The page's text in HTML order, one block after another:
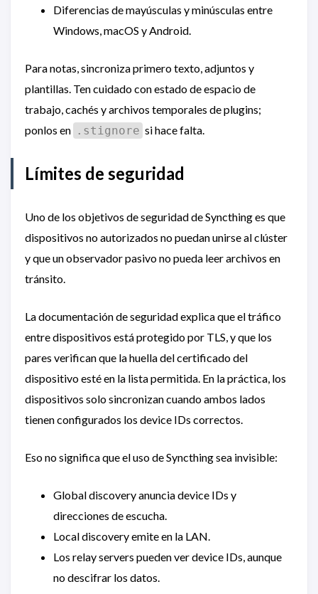
Diferencias de mayúsculas y minúsculas entre
Windows, macOS y Android.
Para notas, sincroniza primero texto, adjuntos y
plantillas. Ten cuidado con estado de espacio de
trabajo, cachés y archivos temporales de plugins;
ponlos en .stignore si hace falta.
Límites de seguridad
Uno de los objetivos de seguridad de Syncthing es que
dispositivos no autorizados no puedan unirse al clúster
y que un observador pasivo no pueda leer archivos en
tránsito.
La documentación de seguridad explica que el tráfico
entre dispositivos está protegido por TLS, y que los
pares verifican que la huella del certificado del
dispositivo esté en la lista permitida. En la práctica, los
dispositivos solo sincronizan cuando ambos lados
tienen configurados los device IDs correctos.
Eso no significa que el uso de Syncthing sea invisible:
Global discovery anuncia device IDs y
direcciones de escucha.
Local discovery emite en la LAN.
Los relay servers pueden ver device IDs, aunque
no descifrar los datos.